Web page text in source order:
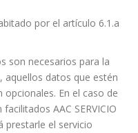
por el artículo 6.1.a
son necesarios para la
aquellos datos que estén
En el caso de
AAC SERVICIO
prestarle el servicio